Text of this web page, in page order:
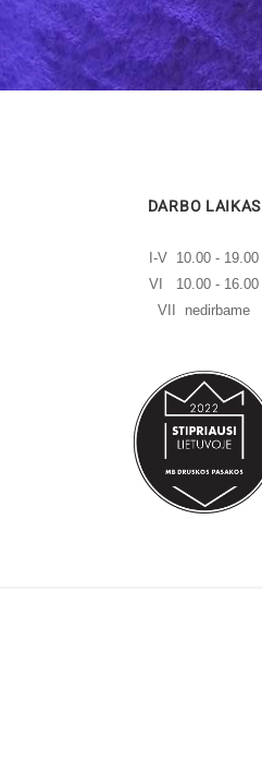
DARBO LAIKAS
I-V 10.00 - 19.00
VI 10.00 - 16.00
VII nedirbame